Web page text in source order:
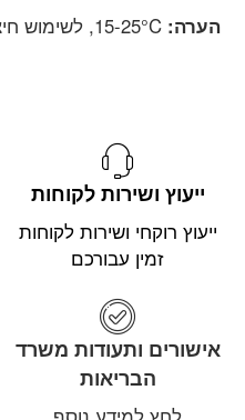
הערה:15-25°C, לשימוש חיצוני בלבד
ייעוץ ושירות לקוחות
ייעוץ רוקחי ושירות לקוחות
זמין עבורכם
אישורים ותעודות משרד
הבריאות